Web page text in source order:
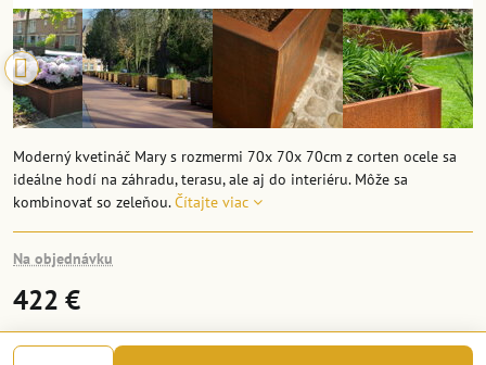
Moderný kvetináč Mary s rozmermi 70x 70x 70cm z corten ocele sa
ideálne hodí na záhradu, terasu, ale aj do interiéru. Môže sa
kombinovať so zeleňou.Čítajte viac
Na objednávku
422 €